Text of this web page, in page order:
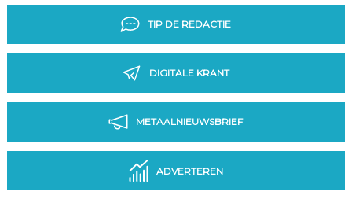
TIP DE REDACTIE
DIGITALE KRANT
METAALNIEUWSBRIEF
ADVERTEREN